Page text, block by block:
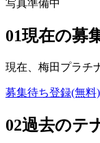
写真準備中
01現在の募
現在、 梅田プラチ
募集待ち登録(無料)
02過去のテ